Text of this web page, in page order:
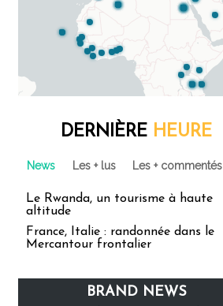
DERNIÈRE HEURE
News Les + lus Les + commentés
Le Rwanda, un tourisme à haute
altitude
France, Italie : randonnée dans le
Mercantour frontalier
BRAND NEWS